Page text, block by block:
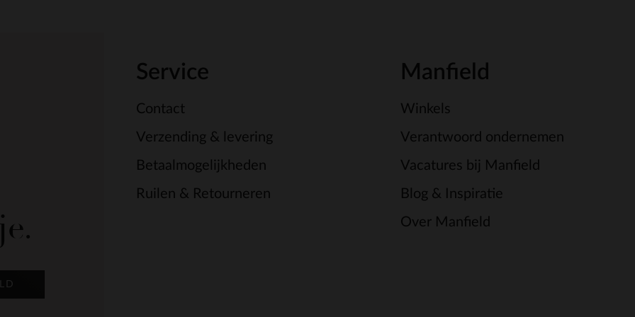
Service
Contact
Verzending & levering
Betaalmogelijkheden
Ruilen & Retourneren
Manfield
Winkels
Verantwoord ondernemen
Vacatures bij Manfield
Blog & Inspiratie
Over Manfield